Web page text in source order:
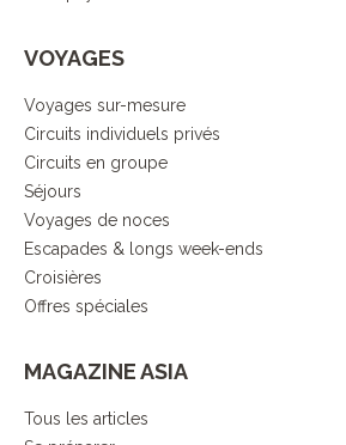
VOYAGES
Voyages sur-mesure
Circuits individuels privés
Circuits en groupe
Séjours
Voyages de noces
Escapades & longs week-ends
Croisières
Offres spéciales
MAGAZINE ASIA
Tous les articles